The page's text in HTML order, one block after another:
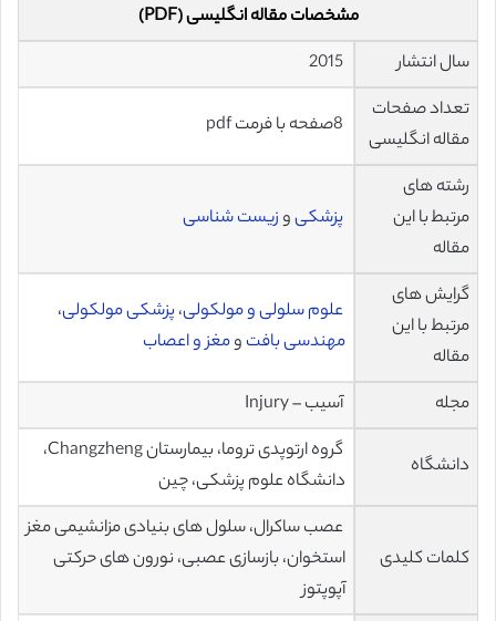
مشخصات مقاله انگلیسی (PDF)
سال انتشار
تعداد صفحات
مقاله انگلیسی
رشته های
مرتبط با این
مقاله
پزشکیوزیست شناسی
گرایش های
مرتبط با این
مقاله
علوم سلولی و مولکولی،پزشکی مولکولی،
مهندسی بافت ومغز و اعصاب
مجله آسیب – Injury
دانشگاه
گروه ارتوپدی تروما، بیمارستان Changzheng،
دانشگاه علوم پزشکی، چین
کلمات کلیدی
عصب ساکرال، سلول های بنیادی مزانشیمی مغز
استخوان، بازسازی عصبی، نورون های حرکتی
آپوپتوز